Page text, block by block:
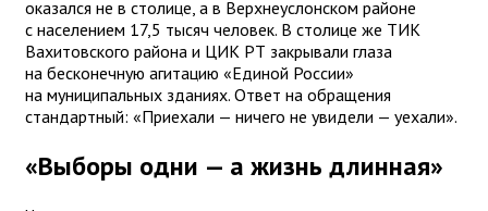
оказался не в столице, а в Верхнеуслонском районе
с населением 17,5 тысяч человек. В столице же ТИК
Вахитовского района и ЦИК РТ закрывали глаза
на бесконечную агитацию «Единой России»
на муниципальных зданиях. Ответ на обращения
стандартный: «Приехали — ничего не увидели — уехали».
«Выборы одни — а жизнь длинная»